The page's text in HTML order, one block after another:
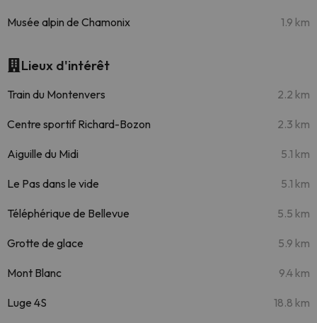
Musée alpin de Chamonix 1.9 km
Lieux d'intérêt
Train du Montenvers 2.2 km
Centre sportif Richard-Bozon 2.3 km
Aiguille du Midi 5.1 km
Le Pas dans le vide 5.1 km
Téléphérique de Bellevue 5.5 km
Grotte de glace 5.9 km
Mont Blanc 9.4 km
Luge 4S 18.8 km